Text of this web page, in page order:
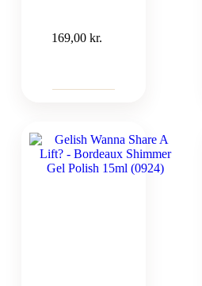
169,00kr.